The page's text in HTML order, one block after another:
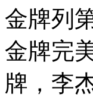
金牌列
金牌完
牌，李